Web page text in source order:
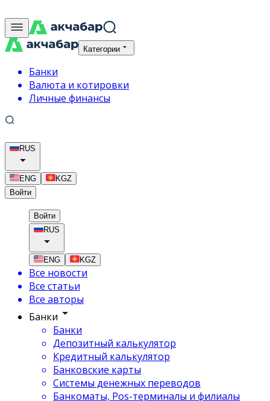
Категории
Банки
Валюта и котировки
Личные финансы
RUS
ENG
KGZ
Войти
Войти
RUS
ENG KGZ
Все новости
Все статьи
Все авторы
Банки
Банки
Депозитный калькулятор
Кредитный калькулятор
Банковские карты
Системы денежных переводов
Банкоматы, Pos-терминалы и филиалы